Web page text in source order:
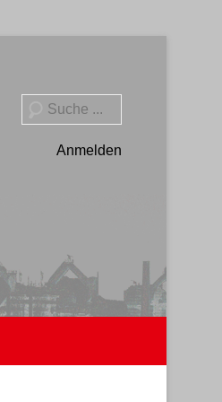
Suche
Anmelden